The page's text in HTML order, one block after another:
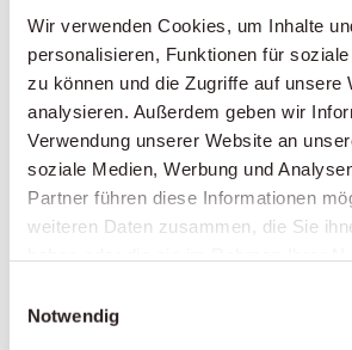
Wir verwenden Cookies, um Inhalte
personalisieren, Funktionen für
zu können und die Zugriffe auf unsere
analysieren. Außerdem geben wir
Verwendung unserer Website an
soziale Medien, Werbung und
Partner führen diese Informationen
weiteren Daten zusammen, die Sie
Notwendig
Grundpflege
Würdevolle Unterstützung bei
und Mobilität, durch
anerkannt – damit Sie sich
respektiert fühlen.